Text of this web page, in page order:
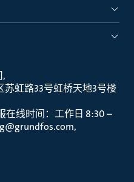
虹路33号虹桥天地3号楼
在线时间：工作日 8:30 –